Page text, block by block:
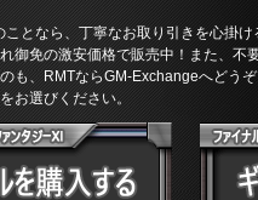
ことなら、丁寧なお取り引きを心掛
御免の激安価格で販売中！また、不
も、RMTならGM-Exchangeへどう
お選びください。